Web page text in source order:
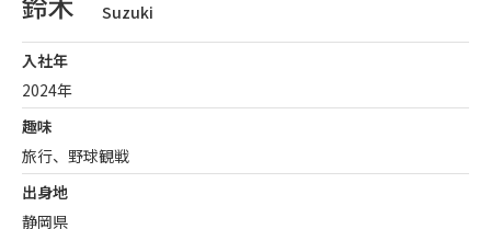
Suzuki
入社年
2024年
趣味
旅行、野球観戦
出身地
静岡県